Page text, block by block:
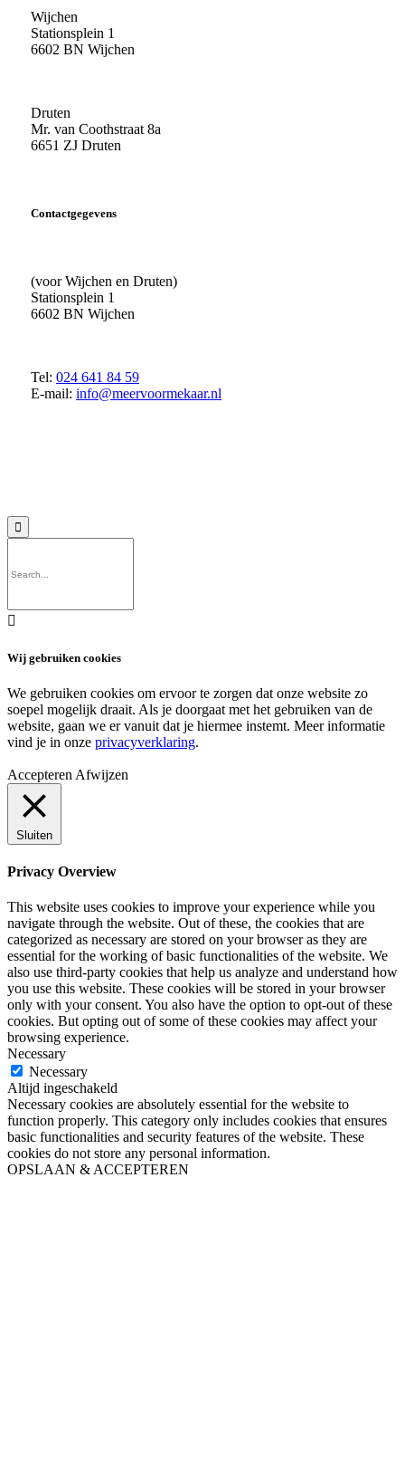
Wijchen
Stationsplein 1
6602 BN Wijchen
Druten
Mr. van Coothstraat 8a
6651 ZJ Druten
Contactgegevens
(voor Wijchen en Druten)
Stationsplein 1
6602 BN Wijchen
Tel: 024 641 84 59
E-mail: info@meervoormekaar.nl


Wij gebruiken cookies
We gebruiken cookies om ervoor te zorgen dat onze website zo
soepel mogelijk draait. Als je doorgaat met het gebruiken van de
website, gaan we er vanuit dat je hiermee instemt. Meer informatie
vind je in onze privacyverklaring.
Accepteren Afwijzen
Sluiten
Privacy Overview
This website uses cookies to improve your experience while you
navigate through the website. Out of these, the cookies that are
categorized as necessary are stored on your browser as they are
essential for the working of basic functionalities of the website. We
also use third-party cookies that help us analyze and understand how
you use this website. These cookies will be stored in your browser
only with your consent. You also have the option to opt-out of these
cookies. But opting out of some of these cookies may affect your
browsing experience.
Necessary
Necessary
Altijd ingeschakeld
Necessary cookies are absolutely essential for the website to
function properly. This category only includes cookies that ensures
basic functionalities and security features of the website. These
cookies do not store any personal information.
OPSLAAN & ACCEPTEREN